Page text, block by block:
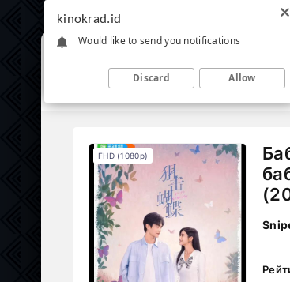
Фильмы
FHD (1080p)
kinokrad.id
Would like to send you notifications
Discard Allow